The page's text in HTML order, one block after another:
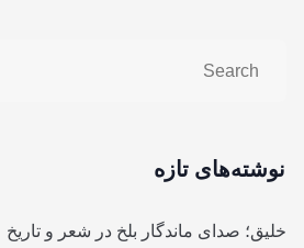
نوشته‌های تازه
خلیق؛ صدای ماندگار بلخ در شعر و تاریخ